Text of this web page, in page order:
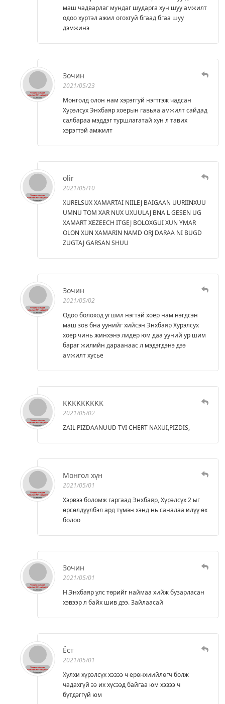
маш чадварлаг мундаг шударга хун шуу амжилт
одоо хуртэл ажил огохгуй бгаад бгаа шуу
дэмжинэ
Зочин
2021/05/23
Монголд олон нам хэрэггуй нэгтгэж чадсан
Хурэлсух Энхбаяр хоерын гавьяа амжилт сайдад
салбараа мэддэг туршлагатай хун л тавих
хэрэгтэй амжилт
olir
2021/05/10
XURELSUX XAMARTAI NIILEJ BAIGAAN UURIINXUU
UMNU TOM XAR NUX UXUULAJ BNA L GESEN UG
XAMART XEZEECH ITGEJ BOLOXGUI XUN YMAR
OLON XUN XAMARIN NAMD ORJ DARAA NI BUGD
ZUGTAJ GARSAN SHUU
Зочин
2021/05/02
Одоо болоход угшил нэгтэй хоер нам нэгдсэн
маш зов бна уунийг хийсэн Энхбаяр Хурэлсух
хоер чинь жинхэнэ лидер юм даа ууний ур шим
бараг жилийн дараанаас л мэдэгдэнэ дээ
амжилт хусье
KKKKKKKKK
2021/05/02
ZAIL PIZDAANUUD TVI CHERT NAXUI,PIZDIS,
Монгол хүн
2021/05/01
Хэрвээ боломж гаргаад Энхбаяр, Хүрэлсүх 2 ыг
өрсөлдүүлбэл ард түмэн хэнд нь саналаа илүү өх
болоо
Зочин
2021/05/01
Н.Энхбаяр улс төрийг наймаа хийж бузарласан
хэвээр л байх шив дээ. Зайлаасай
Ёст
2021/05/01
Хулхи хүрэлсүх хэзээ ч ерөнхиийлөгч болж
чадахгүй ээ их хүсээд байгаа юм хэзээ ч
бүтдэггүй юм